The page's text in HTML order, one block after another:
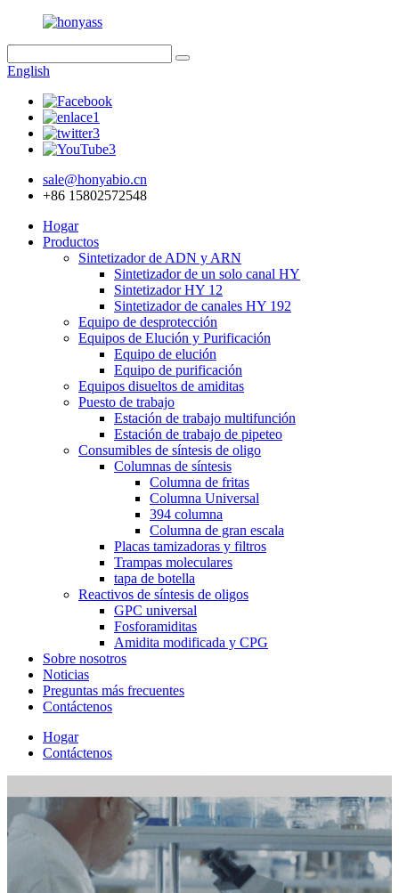
English
sale@honyabio.cn
+86 15802572548
Hogar
Productos
Sintetizador de ADN y ARN
Sintetizador de un solo canal HY
Sintetizador HY 12
Sintetizador de canales HY 192
Equipo de desprotección
Equipos de Elución y Purificación
Equipo de elución
Equipo de purificación
Equipos disueltos de amiditas
Puesto de trabajo
Estación de trabajo multifunción
Estación de trabajo de pipeteo
Consumibles de síntesis de oligo
Columnas de síntesis
Columna de fritas
Columna Universal
394 columna
Columna de gran escala
Placas tamizadoras y filtros
Trampas moleculares
tapa de botella
Reactivos de síntesis de oligos
GPC universal
Fosforamiditas
Amidita modificada y CPG
Sobre nosotros
Noticias
Preguntas más frecuentes
Contáctenos
Hogar
Contáctenos